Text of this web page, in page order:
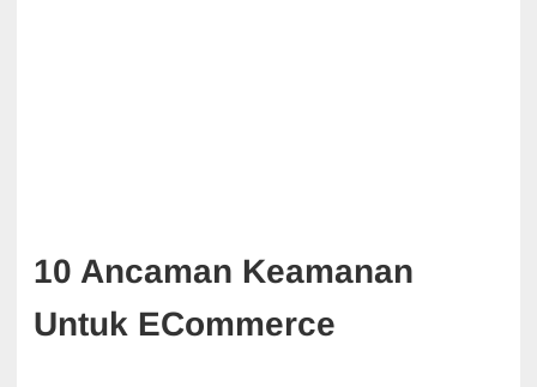
10 Ancaman Keamanan
Untuk ECommerce